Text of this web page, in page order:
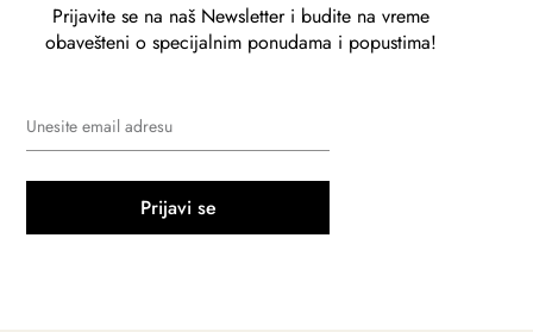
Prijavite se na naš Newsletter i budite na vreme
obavešteni o specijalnim ponudama i popustima!
Prijavi se